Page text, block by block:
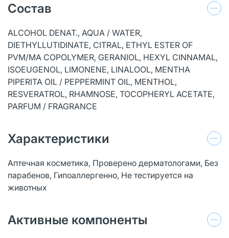
Состав
ALCOHOL DENAT., AQUA / WATER,
DIETHYLLUTIDINATE, CITRAL, ETHYL ESTER OF
PVM/MA COPOLYMER, GERANIOL, HEXYL CINNAMAL,
ISOEUGENOL, LIMONENE, LINALOOL, MENTHA
PIPERITA OIL / PEPPERMINT OIL, MENTHOL,
RESVERATROL, RHAMNOSE, TOCOPHERYL ACETATE,
PARFUM / FRAGRANCE
Характеристики
Аптечная косметика, Проверено дерматологами, Без
парабенов, Гипоаллергенно, Не тестируется на
животных
Активные компоненты